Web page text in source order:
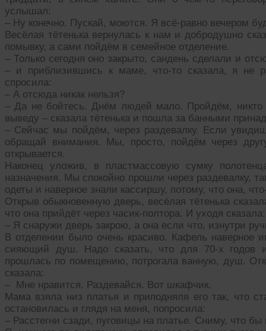
услышал:
– Ну конечно. Пускай, моются. Я всё-равно вечером
Весёлая тётенька вернулась к нам и добродушно
помывку, а сами пойдём в семейное отделение.
– Только сегодня оно закрыто, сандень сделали и
– и приблизившись к маме, что-то сказала, я не
спросила:
– А отсюда никак нельзя?
– Да не бойтесь. Днём людей мало. Пройдём,
выведу – сказала тётенька и пошла за банными
– Сейчас мы пойдём, через раздевалку. Если
обращай внимания. Мы, просто, пойдём через
открывается.
Наконец уложив, в пластмассовую сумку
назначения. Мы спокойно прошли через раздевалку,
одеты и наверное знали кассиршу, потому, что она,
Открыв обыкновенную дверь, весёлая тётенька
что она прийдёт через часик-полтора. И уходя сказала:
– Я снаружи дверь закрою, а она если что, изнутри
В отделении было очень красиво. Кафель
сияющий душ. Надо сказать, что для 70-х годов
прошлась по помещению, потрогала ванную, душ.
сказала:
– Мне нравится. Раздевайся. Вот шкафчик.
Мама взяла низ платья и приподняля его так, что
остановилась и глядя на меня, попросила:
– Расстегни сзади, пуговицы на платье. Сниму, что бы